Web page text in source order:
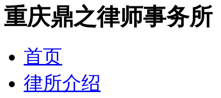
重庆鼎之律师事务所
首页
律所介绍